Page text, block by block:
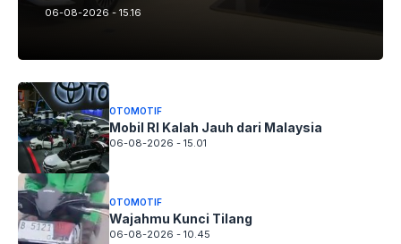
06-08-2026 - 15.16
OTOMOTIF
Mobil RI Kalah Jauh dari Malaysia
06-08-2026 - 15.01
OTOMOTIF
Wajahmu Kunci Tilang
06-08-2026 - 10.45